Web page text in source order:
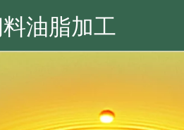
油脂加工
展示